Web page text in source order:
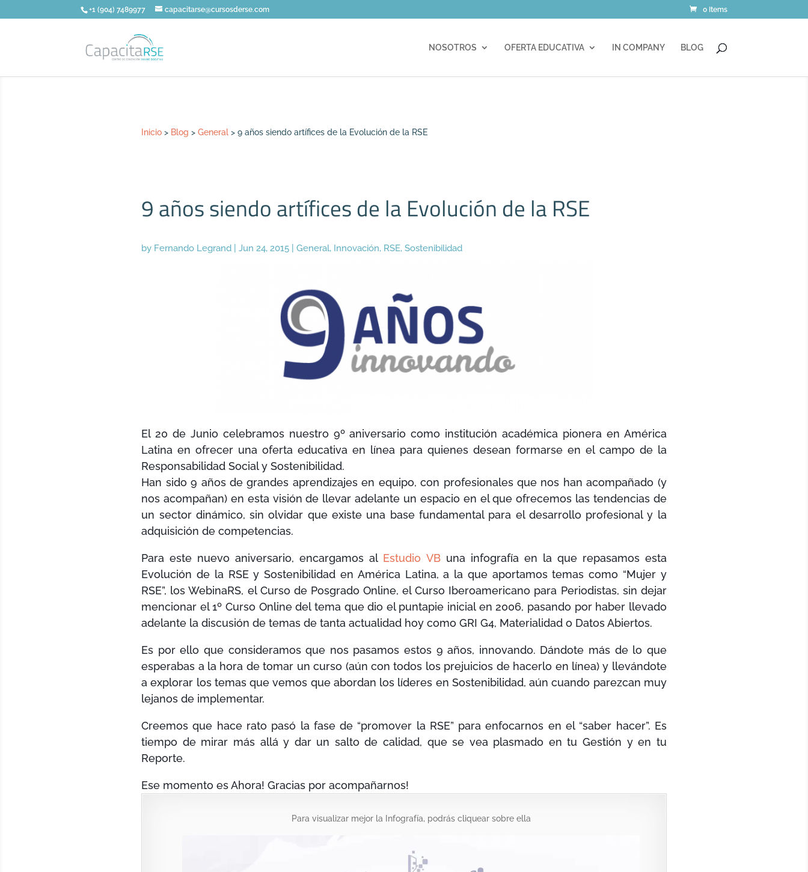
+1 (904) 7489977 capacitarse@cursosderse.com 0 Items
NOSOTROS OFERTA EDUCATIVA IN COMPANY BLOG
Inicio > Blog >General >9 años siendo artífices de la Evolución de la RSE
9 años siendo artífices de la Evolución de la RSE
by Fernando Legrand |Jun 24, 2015 |General, Innovación, RSE,Sostenibilidad
El 20 de Junio celebramos nuestro 9º aniversario como institución académica pionera en América
Latina en ofrecer una oferta educativa en línea para quienes desean formarse en el campo de la
Responsabilidad Social y Sostenibilidad.
Han sido 9 años de grandes aprendizajes en equipo, con profesionales que nos han acompañado (y
nos acompañan) en esta visión de llevar adelante un espacio en el que ofrecemos las tendencias de
un sector dinámico, sin olvidar que existe una base fundamental para el desarrollo profesional y la
adquisición de competencias.
Para este nuevo aniversario, encargamos al Estudio VBuna infografía en la que repasamos esta
Evolución de la RSE y Sostenibilidad en América Latina, a la que aportamos temas como “Mujer y
RSE”, los WebinaRS, el Curso de Posgrado Online, el Curso Iberoamericano para Periodistas, sin dejar
mencionar el 1º Curso Online del tema que dio el puntapie inicial en 2006, pasando por haber llevado
adelante la discusión de temas de tanta actualidad hoy como GRI G4, Materialidad o Datos Abiertos.
Es por ello que consideramos que nos pasamos estos 9 años, innovando. Dándote más de lo que
esperabas a la hora de tomar un curso (aún con todos los prejuicios de hacerlo en línea) y llevándote
a explorar los temas que vemos que abordan los líderes en Sostenibilidad, aún cuando parezcan muy
lejanos de implementar.
Creemos que hace rato pasó la fase de “promover la RSE” para enfocarnos en el “saber hacer”. Es
tiempo de mirar más allá y dar un salto de calidad, que se vea plasmado en tu Gestión y en tu
Reporte.
Ese momento es Ahora! Gracias por acompañarnos!
Para visualizar mejor la Infografía, podrás cliquear sobre ella